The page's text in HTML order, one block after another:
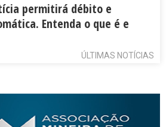
permitirá débito e
Entenda o que é e
ÚLTIMAS NOTÍCIAS